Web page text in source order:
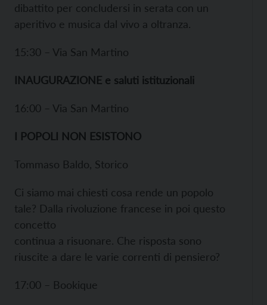
dibattito per concludersi in serata con un
aperitivo e musica dal vivo a oltranza.
15:30 – Via San Martino
INAUGURAZIONE e saluti istituzionali
16:00 – Via San Martino
I POPOLI NON ESISTONO
Tommaso Baldo, Storico
Ci siamo mai chiesti cosa rende un popolo
tale? Dalla rivoluzione francese in poi questo
concetto
continua a risuonare. Che risposta sono
riuscite a dare le varie correnti di pensiero?
17:00 – Bookique